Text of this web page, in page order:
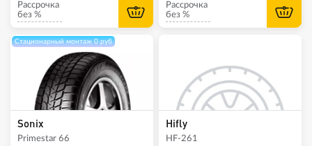
Рассрочка
без %
Рассрочка
без %
Стационарный монтаж 0 руб
Sonix
Primestar 66
Hifly
HF-261